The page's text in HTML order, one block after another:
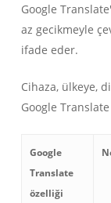
Google
az gecikmeyle
ifade eder.
Cihaza, ülkeye,
Google
Google
Translate
özelliği